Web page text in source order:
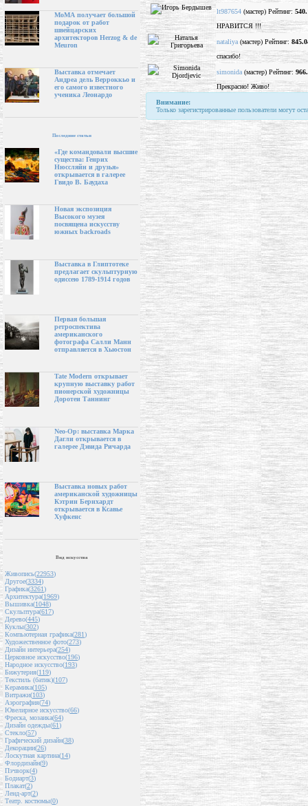
МоМА получает большой
подарок от работ
швейцарских
архитекторов Herzog & de
Meuron
Выставка отмечает
Андреа дель Верроккьо и
его самого известного
ученика Леонардо
Последние статьи
«Где командовали высшие
существа: Генрих
Нюссляйн и друзья»
открывается в галерее
Гвидо В. Баудаха
Новая экспозиция
Высокого музея
посвящена искусству
южных backroads
Выставка в Глиптотеке
предлагает скульптурную
одиссею 1789-1914 годов
Первая большая
ретроспектива
американского
фотографа Салли Манн
отправляется в Хьюстон
Tate Modern открывает
крупную выставку работ
пионерской художницы
Доротеи Таннинг
Neo-Op: выставка Марка
Дагли открывается в
галерее Дэвида Ричарда
Выставка новых работ
американской художницы
Кэтрин Бернхардт
открывается в Ксавье
Хуфкенс
Вид искусства
Живопись(22953)
Другое(3334)
Графика(3261)
Архитектура(1969)
Вышивка(1048)
Скульптура(617)
Дерево(445)
Куклы(302)
Компьютерная графика(281)
Художественное фото(273)
Дизайн интерьера(254)
Церковное искусство(196)
Народное искусство(193)
Бижутерия(119)
Текстиль (батик)(107)
Керамика(105)
Витражи(103)
Аэрография(74)
Ювелирное искусство(66)
Фреска, мозаика(64)
Дизайн одежды(61)
Стекло(57)
Графический дизайн(38)
Декорации(26)
Лоскутная картина(14)
Флордизайн(9)
Пэчворк(4)
Бодиарт(3)
Плакат(2)
Ленд-арт(2)
Театр. костюмы(0)
lt987654 (мастер) Рейтинг:
НРАВИТСЯ !!!
nataliya (мастер) Рейтинг:
спасибо!
simonida (мастер) Рейтинг:
Прекрасно! Живо!
Внимание:
Только зарегистрированные пользователи могут